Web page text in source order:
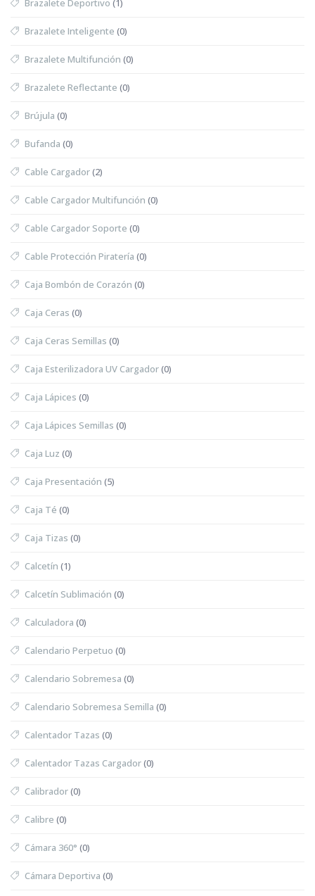
Brazalete Deportivo (1)
Brazalete Inteligente (0)
Brazalete Multifunción (0)
Brazalete Reflectante (0)
Brújula (0)
Bufanda (0)
Cable Cargador(2)
Cable Cargador Multifunción (0)
Cable Cargador Soporte (0)
Cable Protección Piratería (0)
Caja Bombón de Corazón (0)
Caja Ceras (0)
Caja Ceras Semillas (0)
Caja Esterilizadora UV Cargador(0)
Caja Lápices (0)
Caja Lápices Semillas (0)
Caja Luz (0)
Caja Presentación (5)
Caja Té (0)
Caja Tizas (0)
Calcetín (1)
Calcetín Sublimación (0)
Calculadora (0)
Calendario Perpetuo (0)
Calendario Sobremesa (0)
Calendario Sobremesa Semilla (0)
Calentador Tazas (0)
Calentador Tazas Cargador(0)
Calibrador(0)
Calibre (0)
Cámara 360° (0)
Cámara Deportiva (0)